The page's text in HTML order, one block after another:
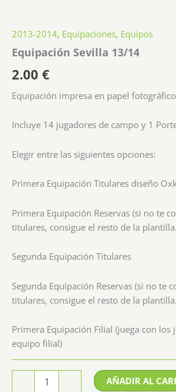
2013-2014, Equipaciones, Equipos
Equipación Sevilla 13/14
2.00 €
Equipación impresa en papel
Incluye 14 jugadores de campo y 1
Elegir entre las siguientes opciones:
Primera Equipación Titulares diseño
Primera Equipación Reservas (si no te
titulares, consigue el resto de la
Segunda Equipación Titulares
Segunda Equipación Reservas (si no te
titulares, consigue el resto de la
Primera Equipación Filial (juega con los
equipo filial)
AÑADIR AL